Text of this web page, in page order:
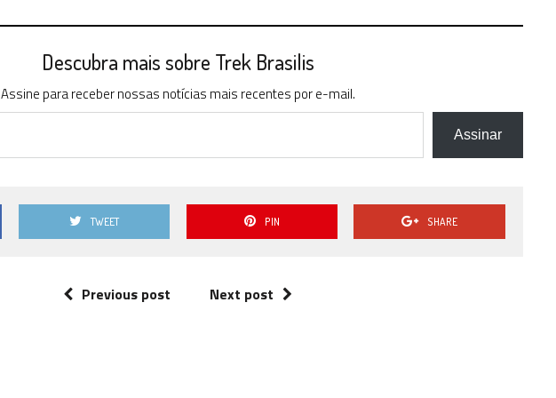
Descubra mais sobre Trek Brasilis
Assine para receber nossas notícias mais recentes por e-mail.
Assinar
TWEET PIN SHARE
Previous post Next post